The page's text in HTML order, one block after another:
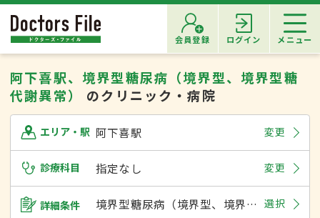
会員登録 ログイン メニュー
阿下喜駅、境界型糖尿病（境界型、境界型糖
代謝異常） のクリニック・病院
エリア・駅 阿下喜駅 変更
診療科目 指定なし 変更
詳細条件 境界型糖尿病（境界型、境界型糖代謝異常） 選択